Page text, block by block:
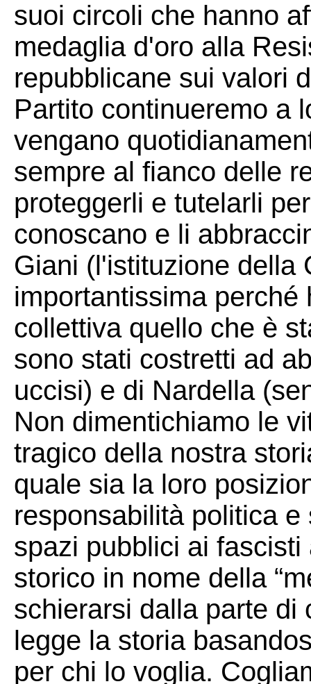
suoi circoli che hanno
medaglia d'oro alla
repubblicane sui valori
Partito continueremo a
vengano
sempre al fianco delle
proteggerli e tutelarli
conoscano e li
Giani (l'istituzione della
importantissima
collettiva quello che è
sono stati costretti ad
uccisi) e di Nardella
Non dimentichiamo le
tragico della nostra
quale sia la loro
responsabilità politica
spazi pubblici ai
storico in nome della
schierarsi dalla parte di
legge la storia
per chi lo voglia.